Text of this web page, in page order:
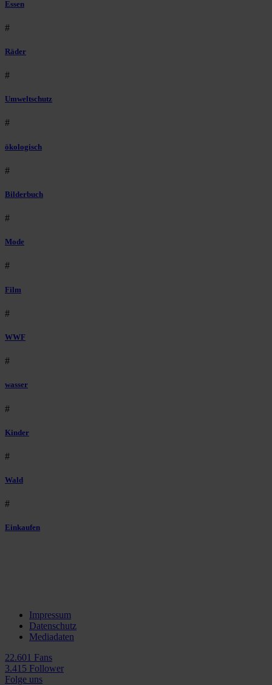
Essen
#
Räder
#
Umweltschutz
#
ökologisch
#
Bilderbuch
#
Mode
#
Film
#
WWF
#
wasser
#
Kinder
#
Wald
#
Einkaufen
Impressum
Datenschutz
Mediadaten
22.601 Fans
3.415 Follower
Folge uns